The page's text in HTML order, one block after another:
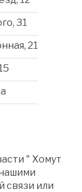
31
21
" Хомут
связи или